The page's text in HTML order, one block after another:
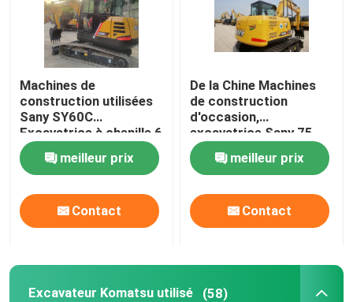
Demandez un devis
Machines de construction de routes
Machines de construction utilisées
Excavatrice utilisée de Hitachi
Machines de
construction utilisées
Sany SY60C
Excavatrice à chenille 6
tonnes
meilleur prix
Contact
De la Chine Machines
de construction
d'occasion,
excavatrice Sany 75
utilisée
meilleur prix
Contact
Excavateur Komatsu utilisé (58)